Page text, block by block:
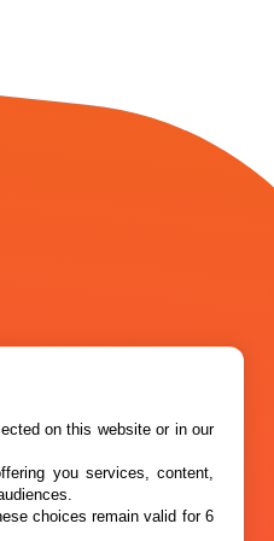
on this website or in our
you services, content,
choices remain valid for 6